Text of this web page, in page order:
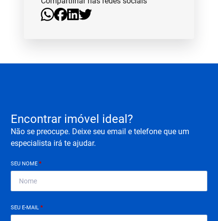
Encontrar imóvel ideal?
Não se preocupe. Deixe seu email e telefone que um
especialista irá te ajudar.
SEU NOME*
SEU E-MAIL*